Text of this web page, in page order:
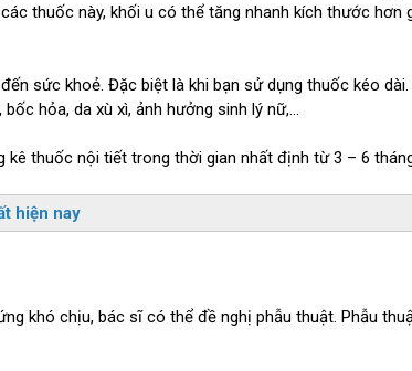
thuốc này, khối u có thể tăng nhanh kích thước hơn
sức khoẻ. Đặc biệt là khi bạn sử dụng thuốc kéo dài.
hỏa, da xù xì, ảnh hưởng sinh lý nữ,…
thuốc nội tiết trong thời gian nhất định từ 3 – 6
hiện nay
khó chịu, bác sĩ có thể đề nghị phẫu thuật. Phẫu